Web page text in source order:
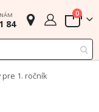
84 Cart
0
1. ročník